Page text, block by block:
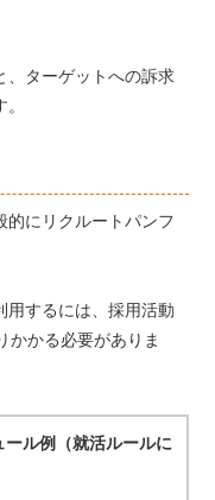
、ターゲットへの訴求
的にリクルートパンフ
用するには、採用活動
かかる必要がありま
ル例（就活ルールに